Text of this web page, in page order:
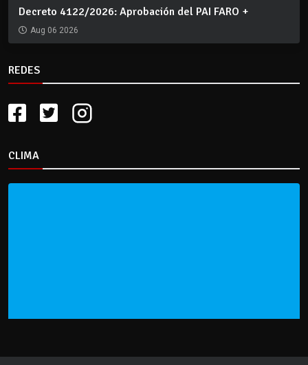
Decreto 4122/2026: Aprobación del PAI FARO +
Aug 06 2026
REDES
CLIMA